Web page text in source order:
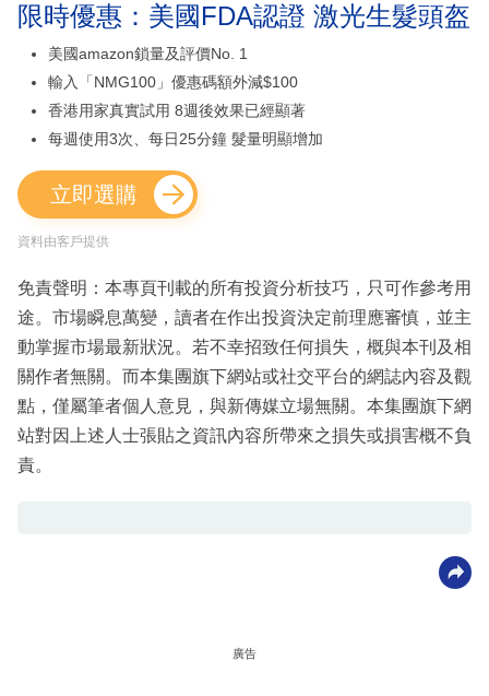
限時優惠：美國FDA認證 激光生髮頭盔
美國amazon鎖量及評價No. 1
輸入「NMG100」優惠碼額外減$100
香港用家真實試用 8週後效果已經顯著
每週使用3次、每日25分鐘 髮量明顯增加
立即選購
資料由客戶提供
免責聲明：本專頁刊載的所有投資分析技巧，只可作參考用
途。市場瞬息萬變，讀者在作出投資決定前理應審慎，並主
動掌握市場最新狀況。若不幸招致任何損失，概與本刊及相
關作者無關。而本集團旗下網站或社交平台的網誌內容及觀
點，僅屬筆者個人意見，與新傳媒立場無關。本集團旗下網
站對因上述人士張貼之資訊內容所帶來之損失或損害概不負
責。
廣告